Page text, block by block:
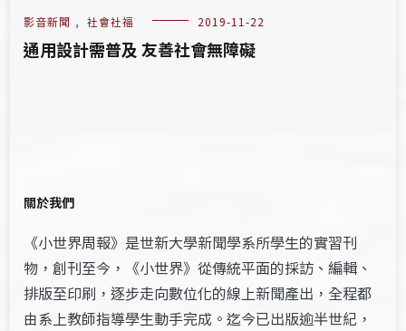
影音新聞 , 社會社福 2019-11-22
通用設計需普及 友善社會無障礙
關於我們
《小世界周報》是世新大學新聞學系所學生的實習刊
物，創刊至今，《小世界》從傳統平面的採訪、編輯、
排版至印刷，逐步走向數位化的線上新聞產出，全程都
由系上教師指導學生動手完成。迄今已出版逾半世紀，